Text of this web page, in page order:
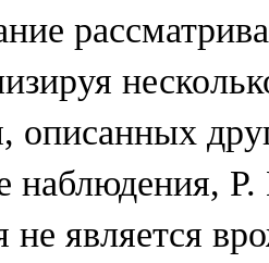
описанных
наблюдения, P.
не является